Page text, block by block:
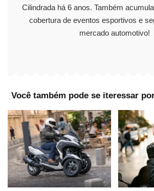
Cilindrada há 6 anos. Também
cobertura de eventos esportivos e
mercado automotivo!
Você também pode se iteressar